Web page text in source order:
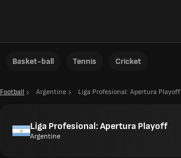
Basket-ball Tennis Cricket
Football Argentine Liga Profesional: Apertura Playoff
Liga Profesional: Apertura Playoff
Argentine